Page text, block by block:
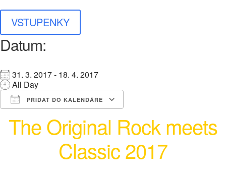
VSTUPENKY
Datum:
31. 3. 2017 - 18. 4. 2017
All Day
PŘIDAT DO KALENDÁŘE
Download ICSGoogle Calendar
iCalendarOffice 365Outlook Live
The Original Rock meets
Classic 2017